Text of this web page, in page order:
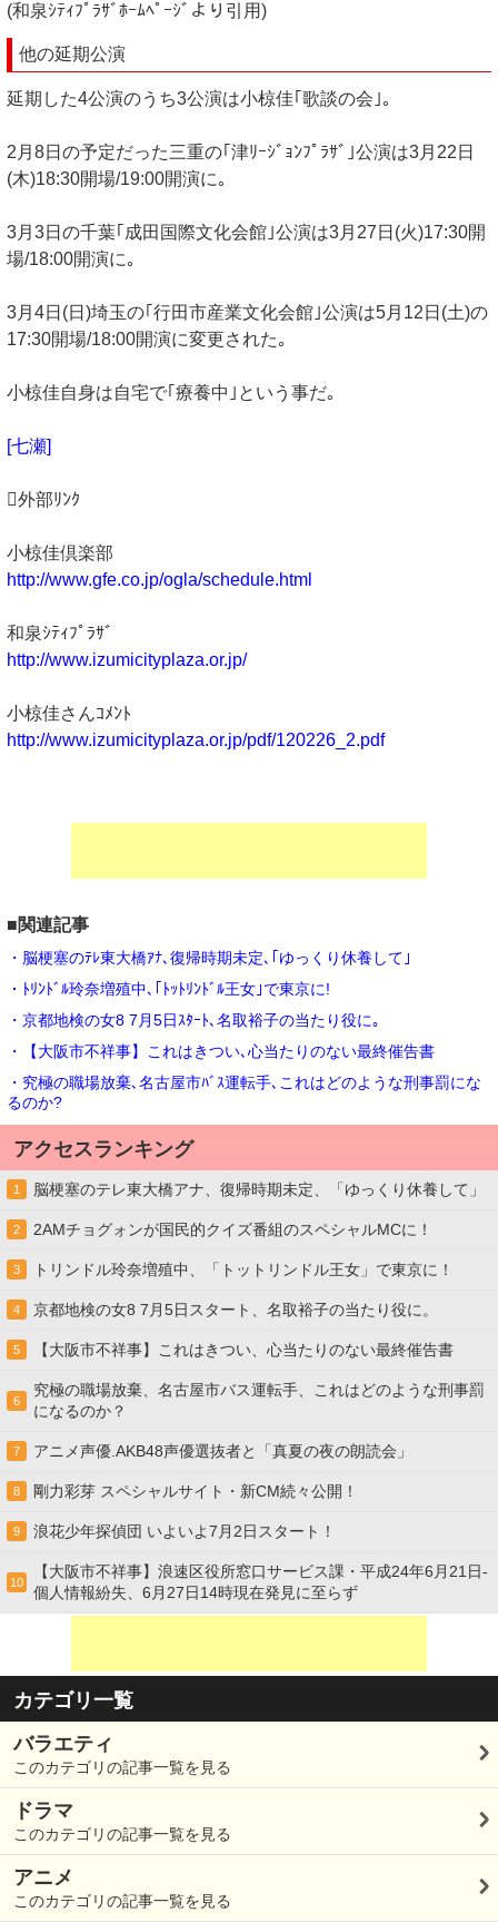
(和泉ｼﾃｨﾌﾟﾗｻﾞﾎｰﾑﾍﾟｰｼﾞより引用)
他の延期公演
延期した4公演のうち3公演は小椋佳｢歌談の会｣｡
2月8日の予定だった三重の｢津ﾘｰｼﾞｮﾝﾌﾟﾗｻﾞ｣公演は3月22日
(木)18:30開場/19:00開演に｡
3月3日の千葉｢成田国際文化会館｣公演は3月27日(火)17:30開
場/18:00開演に｡
3月4日(日)埼玉の｢行田市産業文化会館｣公演は5月12日(土)の
17:30開場/18:00開演に変更された｡
小椋佳自身は自宅で｢療養中｣という事だ｡
[七瀬]
外部ﾘﾝｸ
小椋佳倶楽部
http://www.gfe.co.jp/ogla/schedule.html
和泉ｼﾃｨﾌﾟﾗｻﾞ
http://www.izumicityplaza.or.jp/
小椋佳さんｺﾒﾝﾄ
http://www.izumicityplaza.or.jp/pdf/120226_2.pdf
■関連記事
・脳梗塞のﾃﾚ東大橋ｱﾅ､復帰時期未定､｢ゆっくり休養して｣
・ﾄﾘﾝﾄﾞﾙ玲奈増殖中､｢ﾄｯﾄﾘﾝﾄﾞﾙ王女｣で東京に!
・京都地検の女8 7月5日ｽﾀｰﾄ､名取裕子の当たり役に｡
・【大阪市不祥事】これはきつい､心当たりのない最終催告書
・究極の職場放棄､名古屋市ﾊﾞｽ運転手､これはどのような刑事罰にな
るのか?
アクセスランキング
1 脳梗塞のテレ東大橋アナ、復帰時期未定、「ゆっくり休養して」
2 2AMチョグォンが国民的クイズ番組のスペシャルMCに！
3 トリンドル玲奈増殖中、「トットリンドル王女」で東京に！
4 京都地検の女8 7月5日スタート、名取裕子の当たり役に。
5 【大阪市不祥事】これはきつい、心当たりのない最終催告書
6
究極の職場放棄、名古屋市バス運転手、これはどのような刑事罰
になるのか？
7 アニメ声優.AKB48声優選抜者と「真夏の夜の朗読会」
8 剛力彩芽 スペシャルサイト・新CM続々公開！
9 浪花少年探偵団 いよいよ7月2日スタート！
10
【大阪市不祥事】浪速区役所窓口サービス課・平成24年6月21日-
個人情報紛失、6月27日14時現在発見に至らず
カテゴリ一覧
バラエティ
このカテゴリの記事一覧を見る
ドラマ
このカテゴリの記事一覧を見る
アニメ
このカテゴリの記事一覧を見る